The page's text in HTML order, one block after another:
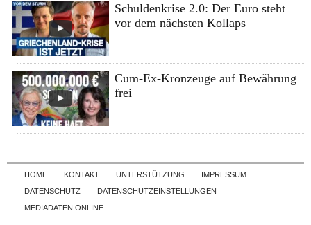
Schuldenkrise 2.0: Der Euro steht
vor dem nächsten Kollaps
Cum-Ex-Kronzeuge auf Bewährung
frei
Skip to content
HOME KONTAKT UNTERSTÜTZUNG
IMPRESSUM
DATENSCHUTZ
DATENSCHUTZEINSTELLUNGEN
MEDIADATEN ONLINE